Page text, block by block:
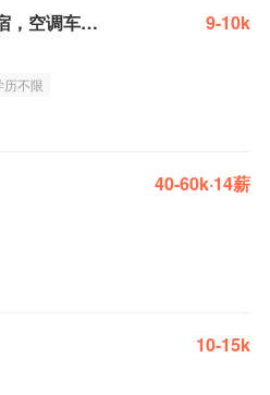
新厂扩招【质检员】包食宿，空调车间，无夜班，入职不花钱！ 9-10k
历不限
40-60k·14薪
10-15k